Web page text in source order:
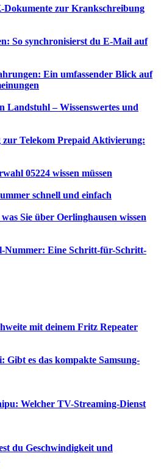
Dokumente zur Krankschreibung
So synchronisierst du E-Mail auf
Ein umfassender Blick auf
Landstuhl – Wissenswertes und
zur Telekom Prepaid Aktivierung:
05224 wissen müssen
schnell und einfach
Sie über Oerlinghausen wissen
Nummer: Eine Schritt-für-Schritt-
mit deinem Fritz Repeater
Gibt es das kompakte Samsung-
Welcher TV-Streaming-Dienst
du Geschwindigkeit und